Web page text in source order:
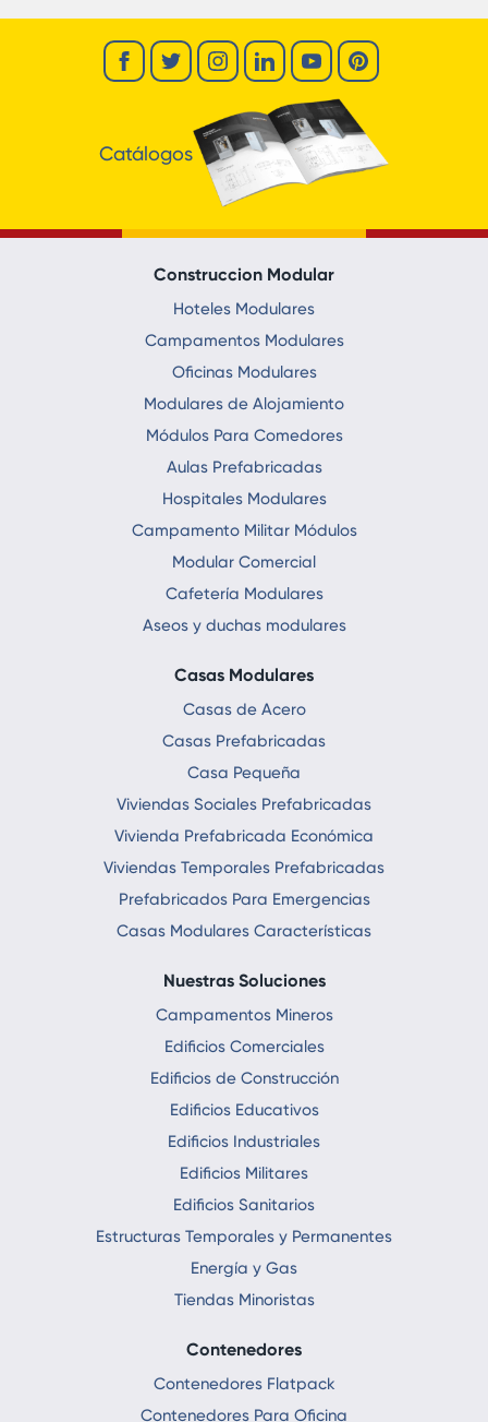
Catálogos
Construccion Modular
Hoteles Modulares
Campamentos Modulares
Oficinas Modulares
Modulares de Alojamiento
Módulos Para Comedores
Aulas Prefabricadas
Hospitales Modulares
Campamento Militar Módulos
Modular Comercial
Cafetería Modulares
Aseos y duchas modulares
Casas Modulares
Casas de Acero
Casas Prefabricadas
Casa Pequeña
Viviendas Sociales Prefabricadas
Vivienda Prefabricada Económica
Viviendas Temporales Prefabricadas
Prefabricados Para Emergencias
Casas Modulares Características
Nuestras Soluciones
Campamentos Mineros
Edificios Comerciales
Edificios de Construcción
Edificios Educativos
Edificios Industriales
Edificios Militares
Edificios Sanitarios
Estructuras Temporales y Permanentes
Energía y Gas
Tiendas Minoristas
Contenedores
Contenedores Flatpack
Contenedores Para Oficina